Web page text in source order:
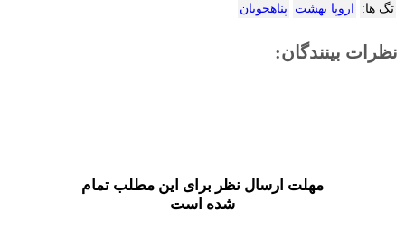
تگ ها: اروپا بهشت پناهجویان
نظرات بینندگان:
مهلت ارسال نظر برای این مطلب تمام
شده است